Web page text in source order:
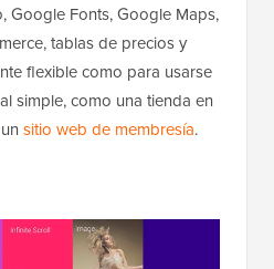
Google Fonts, Google Maps,
tablas de precios y
flexible como para usarse
simple, como una tienda en
sitio web de membresía.